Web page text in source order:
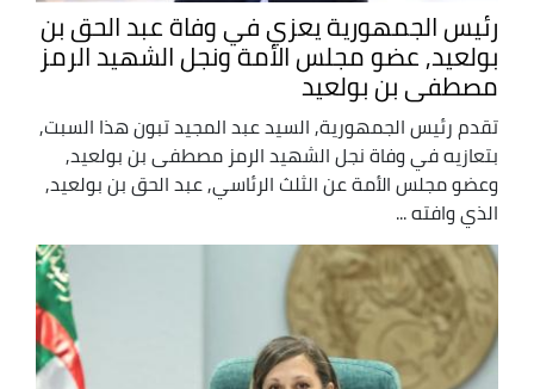
رئيس الجمهورية يعزي في وفاة عبد الحق بن
بولعيد, عضو مجلس الأمة ونجل الشهيد الرمز
مصطفى بن بولعيد
تقدم رئيس الجمهورية, السيد عبد المجيد تبون هذا السبت,
بتعازيه في وفاة نجل الشهيد الرمز مصطفى بن بولعيد,
وعضو مجلس الأمة عن الثلث الرئاسي, عبد الحق بن بولعيد,
الذي وافته ...